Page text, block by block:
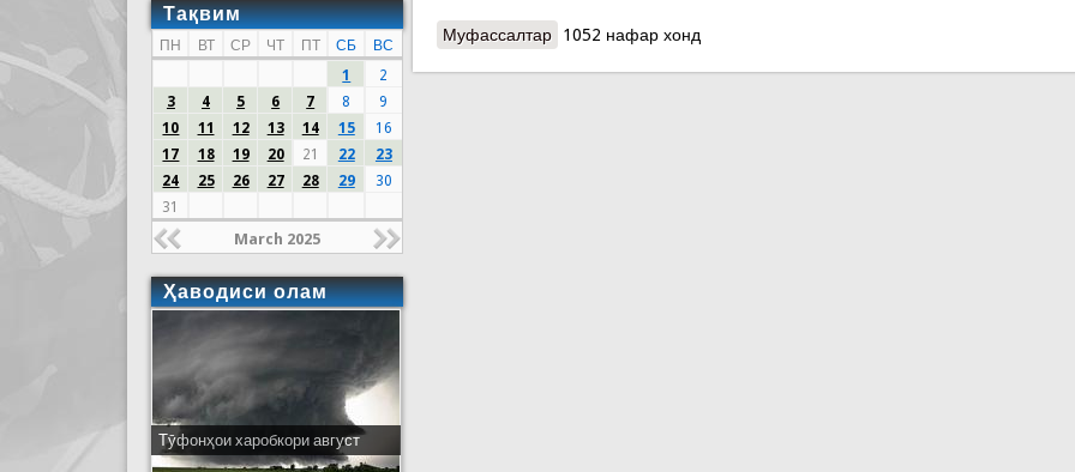
Муфассалтар о Баҳси хушунати оилавӣ дар як семинари омӯзишии Раёсати
1052 нафар хонд
Тақвим
ПН ВТ СР ЧТ ПТ СБ
ВС
1
2
3
4 5 6 7 8
9
10
11 12 13 14 15
16
17
18 19 20 21 22
23
24
25 26 27 28 29
30
31
March 2025
Ҳаводиси олам
Тӯфонҳои харобкори август